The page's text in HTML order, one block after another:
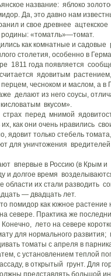
название: яблоко
Да, это давно нам
и свое древнее ацтекское
родины: «томатль»—томат.
как комнатные и садовые
столетия, особенно в
1811 года появляется
ядовитым
перцем, чесноком и маслом, а в
делают из него соусы,
вкусом».
страх перед мнимой
как они очень нравились
ядовит только стебель
для уничтожения
впервые в Россию (в Крым и
и долгое время
области их стали разводить
— двадцать лет.
помидор как южное растение
севере. Практика же
лето на севере
для нормального развития;
томаты с апреля в
с установлением теплой
в открытый грунт. Для
представлять большой